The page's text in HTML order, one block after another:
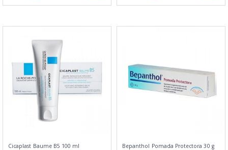
Cicaplast Baume B5 100 ml Bepanthol Pomada Protectora 30 g